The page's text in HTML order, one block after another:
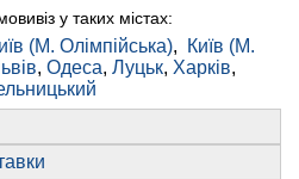
у таких містах:
(М. Олімпійська),
Київ (М.
, Одеса, Луцьк, Харків,